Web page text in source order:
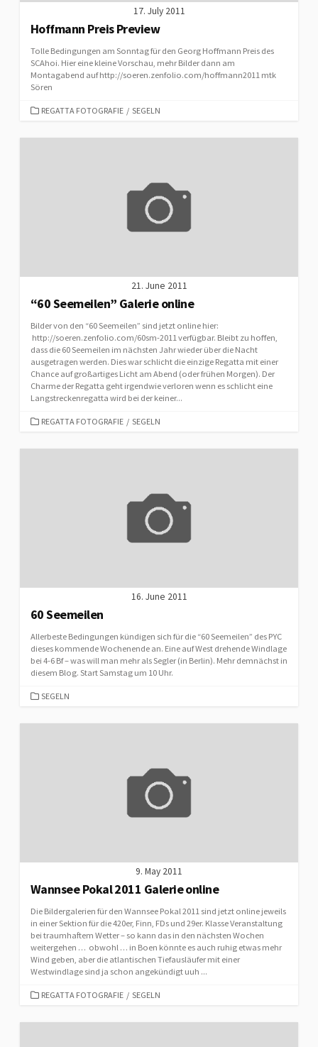
17. July 2011
Hoffmann Preis Preview
Tolle Bedingungen am Sonntag für den Georg Hoffmann Preis des
SCAhoi. Hier eine kleine Vorschau, mehr Bilder dann am
Montagabend auf http://soeren.zenfolio.com/hoffmann2011 mtk
Sören
CATEGORIES
REGATTA FOTOGRAFIE / SEGELN
21. June 2011
“60 Seemeilen” Galerie online
Bilder von den “60 Seemeilen” sind jetzt online hier:
http://soeren.zenfolio.com/60sm-2011 verfügbar. Bleibt zu hoffen,
dass die 60 Seemeilen im nächsten Jahr wieder über die Nacht
ausgetragen werden. Dies war schlicht die einzige Regatta mit einer
Chance auf großartiges Licht am Abend (oder frühen Morgen). Der
Charme der Regatta geht irgendwie verloren wenn es schlicht eine
Langstreckenregatta wird bei der keiner...
CATEGORIES
REGATTA FOTOGRAFIE / SEGELN
16. June 2011
60 Seemeilen
Allerbeste Bedingungen kündigen sich für die “60 Seemeilen” des PYC
dieses kommende Wochenende an. Eine auf West drehende Windlage
bei 4-6 Bf – was will man mehr als Segler (in Berlin). Mehr demnächst in
diesem Blog. Start Samstag um 10 Uhr.
CATEGORIES
SEGELN
9. May 2011
Wannsee Pokal 2011 Galerie online
Die Bildergalerien für den Wannsee Pokal 2011 sind jetzt online jeweils
in einer Sektion für die 420er, Finn, FDs und 29er. Klasse Veranstaltung
bei traumhaftem Wetter – so kann das in den nächsten Wochen
weitergehen … obwohl … in Boen könnte es auch ruhig etwas mehr
Wind geben, aber die atlantischen Tiefausläufer mit einer
Westwindlage sind ja schon angekündigt uuh ...
CATEGORIES
REGATTA FOTOGRAFIE / SEGELN